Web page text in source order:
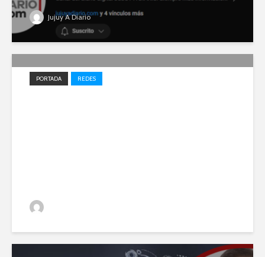
Jujuy A Diario
PORTADA REDES